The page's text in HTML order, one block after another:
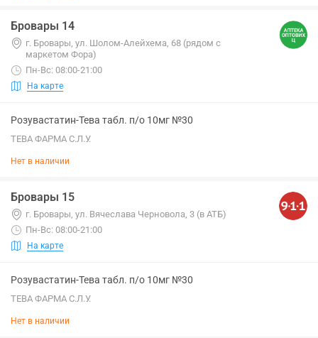
Бровары 14
г. Бровары, ул. Шолом-Алейхема, 68 (рядом с
маркетом Фора)
Пн-Вс: 08:00-21:00
На карте
Розувастатин-Тева табл. п/о 10мг №30
ТЕВА ФАРМА С.Л.У.
Нет в наличии
Бровары 15
г. Бровары, ул. Вячеслава Черновола, 3 (в АТБ)
Пн-Вс: 08:00-21:00
На карте
Розувастатин-Тева табл. п/о 10мг №30
ТЕВА ФАРМА С.Л.У.
Нет в наличии